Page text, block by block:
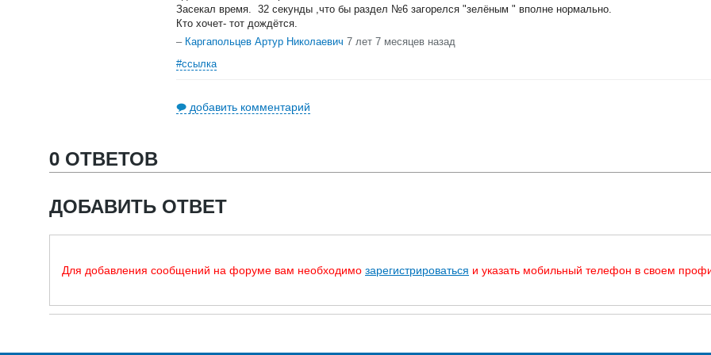
Засекал время. 32 секунды ,что бы раздел №6 загорелся "зелёным " вполне нормально.
Кто хочет- тот дождётся.
– Каргапольцев Артур Николаевич 7 лет 7 месяцев назад
#ссылка
добавить комментарий
0 ОТВЕТОВ
ДОБАВИТЬ ОТВЕТ
Для добавления сообщений на форуме вам необходимо зарегистрироваться и указать мобильный телефон в своем